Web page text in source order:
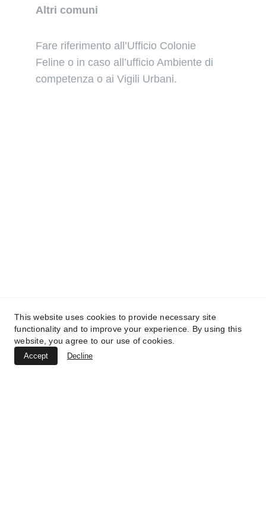
Altri comuni
Fare riferimento all’Ufficio Colonie
Feline o in caso all’ufficio Ambiente di
competenza o ai Vigili Urbani.
This website uses cookies to provide necessary site
functionality and to improve your experience. By using this
website, you agree to our use of cookies.
Accept Decline